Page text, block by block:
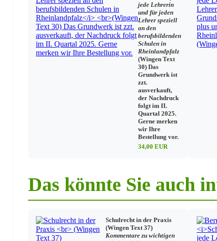
Mutterschutz
Menschen mit Behinderungen
Personalvertretung
Fort-/Weiterbildung
Fürsorge
Gleichstellung von Frau und Mann
Unterricht
Sport / Schwimmen
Verkehrserziehung
Rechtsunterricht
jede Lehrerin
und für jeden
Lehrer speziell
an den
berufsbildenden
Schulen in
Rheinlandpfalz
(Wingen Text
30) Das
Grundwerk ist
zzt.
ausverkauft,
der Nachdruck
folgt im II.
Quartal 2025.
Gerne merken
wir Ihre
Bestellung vor.
34,00 EUR
Das könnte Sie auch
Schulrecht in der Praxis
(Wingen Text 37)
Kommentare zu wichtigen